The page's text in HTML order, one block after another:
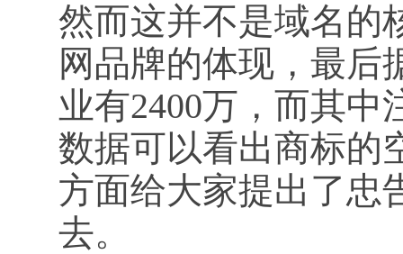
然而这并不是域名的
网品牌的体现，最后
业有2400万，而其中
数据可以看出商标的
方面给大家提出了忠
去。